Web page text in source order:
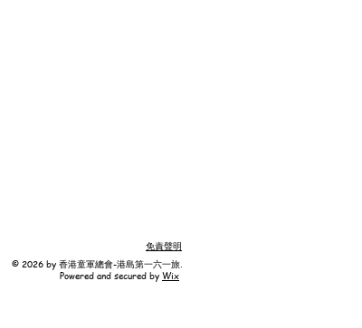
免責聲明
© 2026 by 香港童軍總會-港島第一六一旅.
Powered and secured by Wix